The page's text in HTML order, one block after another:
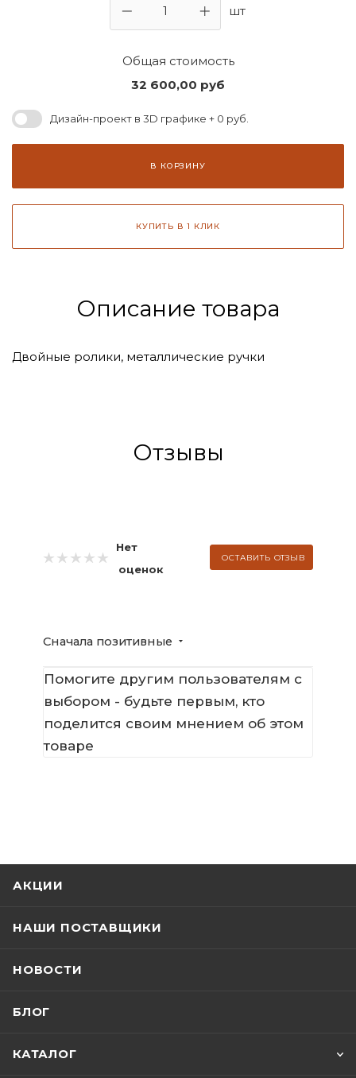
шт
Общая стоимость
32 600,00 руб
Дизайн-проект в 3D графике + 0 руб.
В КОРЗИНУ
КУПИТЬ В 1 КЛИК
Описание товара
Двойные ролики, металлические ручки
Отзывы
Нет
оценок
ОСТАВИТЬ ОТЗЫВ
Сначала позитивные
Помогите другим пользователям с
выбором - будьте первым, кто
поделится своим мнением об этом
товаре
АКЦИИ
НАШИ ПОСТАВЩИКИ
НОВОСТИ
БЛОГ
КАТАЛОГ